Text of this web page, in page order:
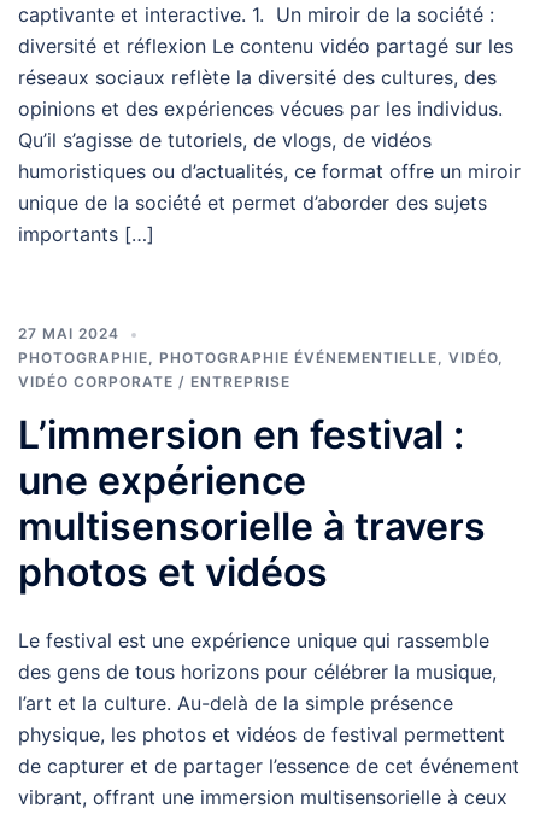
captivante et interactive. 1. Un miroir de la société :
diversité et réflexion Le contenu vidéo partagé sur les
réseaux sociaux reflète la diversité des cultures, des
opinions et des expériences vécues par les individus.
Qu’il s’agisse de tutoriels, de vlogs, de vidéos
humoristiques ou d’actualités, ce format offre un miroir
unique de la société et permet d’aborder des sujets
importants […]
27 MAI 2024
PHOTOGRAPHIE
PHOTOGRAPHIE ÉVÉNEMENTIELLE VIDÉO
VIDÉO CORPORATE / ENTREPRISE
L’immersion en festival :
une expérience
multisensorielle à travers
photos et vidéos
Le festival est une expérience unique qui rassemble
des gens de tous horizons pour célébrer la musique,
l’art et la culture. Au-delà de la simple présence
physique, les photos et vidéos de festival permettent
de capturer et de partager l’essence de cet événement
vibrant, offrant une immersion multisensorielle à ceux